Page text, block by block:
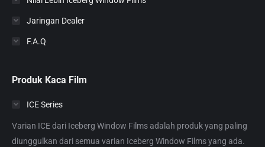
Jaringan Dealer
F.A.Q
Produk Kaca Film
ICE Series
Varian ICE dari Iceberg Window Films adalah produk yang paling
diunggulkan dari semua varian Iceberg Window Films yang ada.